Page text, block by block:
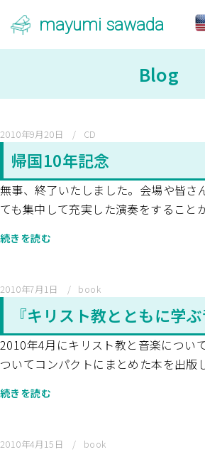
mayumi sawada
Blog
2010年9月20日 CD
帰国10年記念
無事、終了いたしました。会場や皆さ
ても集中して充実した演奏をすること
続きを読む
2010年7月1日 book
『キリスト教とともに学
2010年4月にキリスト教と音楽につい
ついてコンパクトにまとめた本を出版
続きを読む
2010年4月15日 book